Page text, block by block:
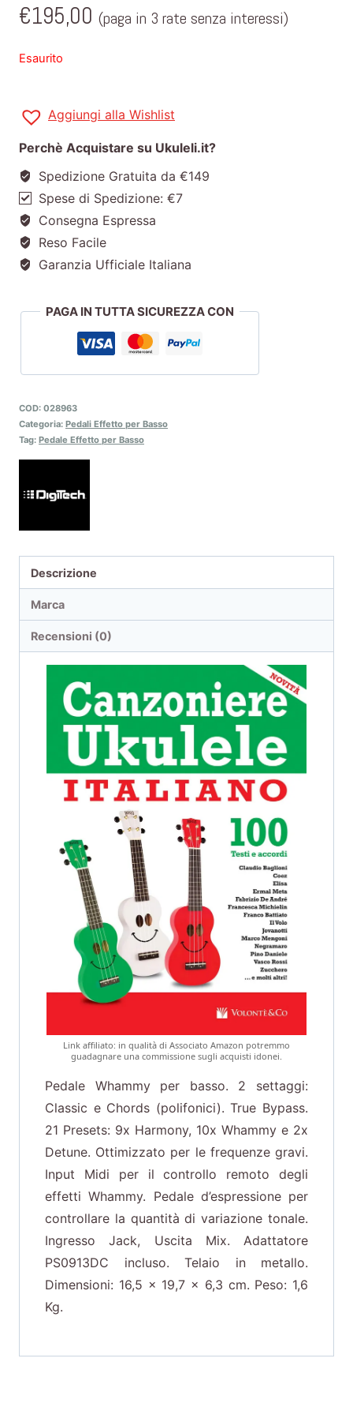
€195,00 (paga in 3 rate senza interessi)
Esaurito
Aggiungi alla Wishlist
Perchè Acquistare su Ukuleli.it?
Spedizione Gratuita da €149
Spese di Spedizione: €7
Consegna Espressa
Reso Facile
Garanzia Ufficiale Italiana
PAGA IN TUTTA SICUREZZA CON
COD: 028963
Categoria: Pedali Effetto per Basso
Tag: Pedale Effetto per Basso
Descrizione
Marca
Recensioni (0)
Link affiliato: in qualità di Associato Amazon potremmo
guadagnare una commissione sugli acquisti idonei.
Pedale Whammy per basso. 2 settaggi:
Classic e Chords (polifonici). True Bypass.
21 Presets: 9x Harmony, 10x Whammy e 2x
Detune. Ottimizzato per le frequenze gravi.
Input Midi per il controllo remoto degli
effetti Whammy. Pedale d’espressione per
controllare la quantità di variazione tonale.
Ingresso Jack, Uscita Mix. Adattatore
PS0913DC incluso. Telaio in metallo.
Dimensioni: 16,5 x 19,7 x 6,3 cm. Peso: 1,6
Kg.